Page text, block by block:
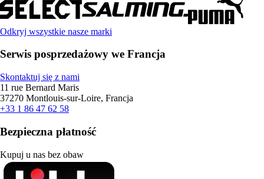
Odkryj wszystkie nasze marki
Serwis posprzedażowy we Francja
Skontaktuj się z nami
11 rue Bernard Maris
37270 Montlouis-sur-Loire, Francja
+33 1 86 47 62 58
Bezpieczna płatność
Kupuj u nas bez obaw